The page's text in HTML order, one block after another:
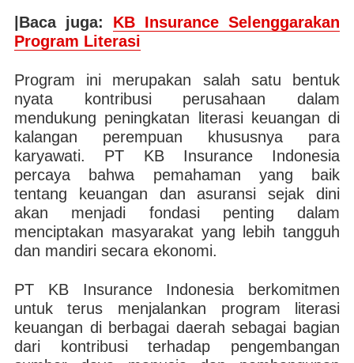
|Baca juga: KB Insurance Selenggarakan
Program Literasi
Program ini merupakan salah satu bentuk
nyata kontribusi perusahaan dalam
mendukung peningkatan literasi keuangan di
kalangan perempuan khususnya para
karyawati. PT KB Insurance Indonesia
percaya bahwa pemahaman yang baik
tentang keuangan dan asuransi sejak dini
akan menjadi fondasi penting dalam
menciptakan masyarakat yang lebih tangguh
dan mandiri secara ekonomi.
PT KB Insurance Indonesia berkomitmen
untuk terus menjalankan program literasi
keuangan di berbagai daerah sebagai bagian
dari kontribusi terhadap pengembangan